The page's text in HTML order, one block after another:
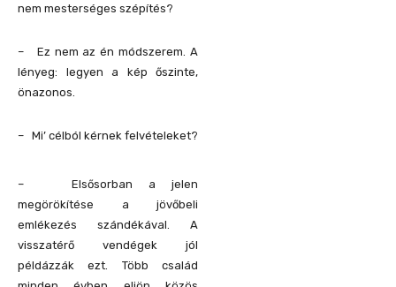
nem mesterséges szépítés?
– Ez nem az én módszerem. A
lényeg: legyen a kép őszinte,
önazonos.
– Mi’ célból kérnek felvételeket?
– Elsősorban a jelen
megörökítése a jövőbeli
emlékezés szándékával. A
visszatérő vendégek jól
példázzák ezt. Több család